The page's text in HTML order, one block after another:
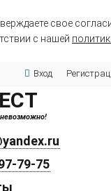
свое
с нашей
Вход
79-75